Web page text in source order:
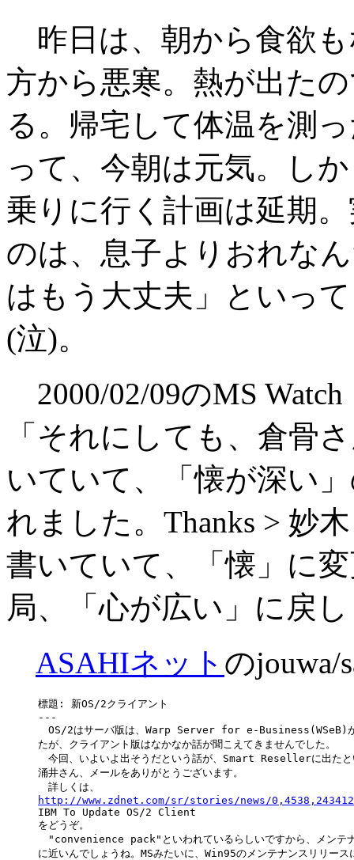
昨日は、朝から食欲
方から悪寒。熱が出た
る。帰宅して体温を測
って、今朝は元気。し
乗りに行く計画は延期
のは、息子よりおれな
はもう大丈夫」といっ
(泣)。
2000/02/09のMS
「それにしても、倉骨
いていて、「懐が深い
れました。Thanks > 妙
書いていて、「懐」に
局、「心が広い」に戻
ASAHIネット のjouwa/
標題: 新OS/2クライアント
---
OS/2はサーバ版は、Warp Server for e-Business(WSeB)が
たが、クライアント版はなかなか話が聞こえてきませんでした。
今回、いよいよ出そうだという話が、Smart Resellerに出たと
涌井さん、メールをありがとうございます。
http://www.zdnet.com/sr/stories/news/
IBM To Update OS/2 Client
をどうぞ。
"convenience pack"といわれているらしいですから、メンテ
に近いんでしょうね。MSみたいに、Win95のメンテナンスリリース